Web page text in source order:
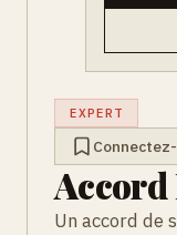
EXPERT
Accord
Un accord de